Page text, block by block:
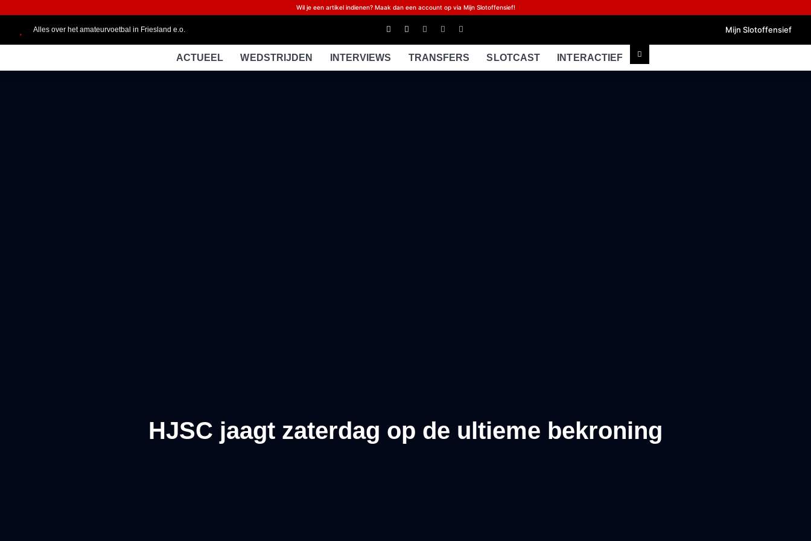
Wil je een artikel indienen? Maak dan een account op via Mijn Slotoffensief!
Mijn Slotoffensief
Alles over het amateurvoetbal in Friesland e.o.
ACTUEEL WEDSTRIJDEN INTERVIEWS TRANSFERS SLOTCAST INTERACTIEF
HJSC jaagt zaterdag op de ultieme bekroning